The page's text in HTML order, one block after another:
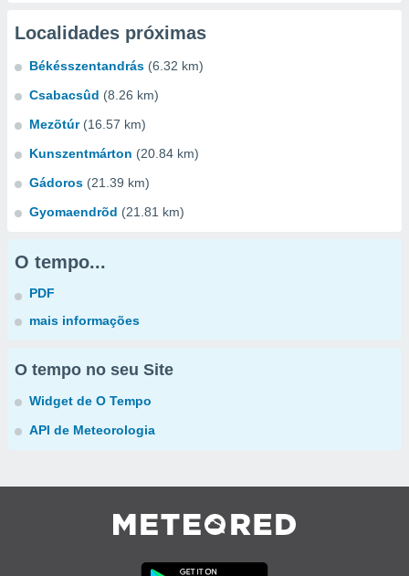
Localidades próximas
Békésszentandrás (6.32 km)
Csabacsûd (8.26 km)
Mezõtúr (16.57 km)
Kunszentmárton (20.84 km)
Gádoros (21.39 km)
Gyomaendrõd (21.81 km)
O tempo...
PDF
mais informações
O tempo no seu Site
Widget de O Tempo
API de Meteorologia